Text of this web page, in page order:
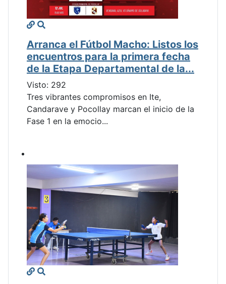
Arranca el Fútbol Macho: Listos los
encuentros para la primera fecha
de la Etapa Departamental de la...
Visto: 292
Tres vibrantes compromisos en Ite,
Candarave y Pocollay marcan el inicio de la
Fase 1 en la emocio...